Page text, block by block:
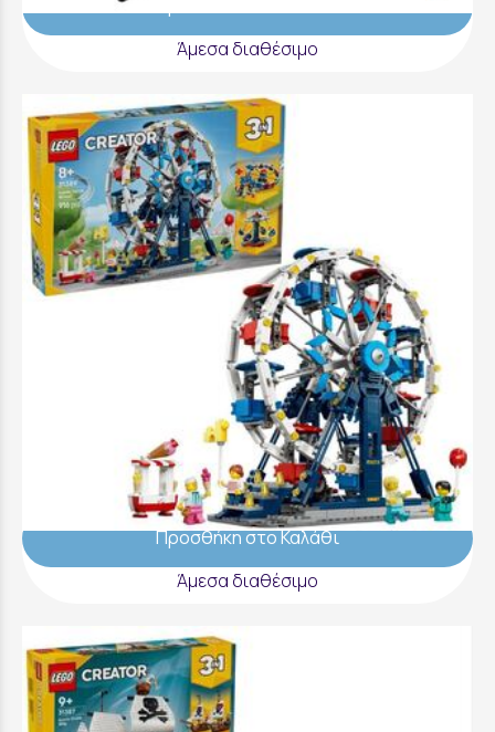
Άμεσα διαθέσιμο
LEGO Creator Iconic Ferris Wheel - 31389
94,99 €
Προσθήκη στο Καλάθι
Άμεσα διαθέσιμο